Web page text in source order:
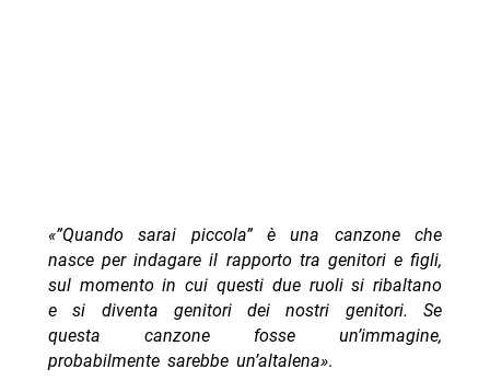
«”Quando sarai piccola” è una canzone che
nasce per indagare il rapporto tra genitori e figli,
sul momento in cui questi due ruoli si ribaltano
e si diventa genitori dei nostri genitori. Se
questa canzone fosse un’immagine,
probabilmente sarebbe un’altalena».